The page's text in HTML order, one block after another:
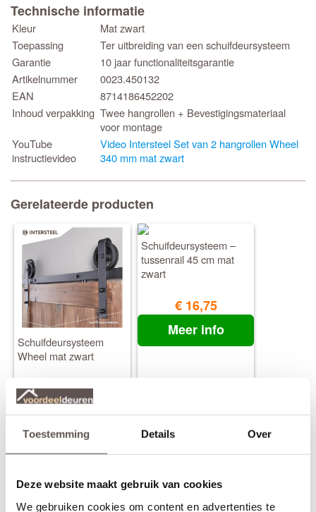
Toestemming Details Over
Deze website maakt gebruik van cookies
We gebruiken cookies om content en advertenties te
Technische informatie
Kleur
Mat zwart
Toepassing
Ter uitbreiding van een schuifdeursysteem
Garantie
10 jaar functionaliteitsgarantie
Artikelnummer
0023.450132
EAN
8714186452202
Inhoud verpakking Twee hangrollen + Bevestigingsmateriaal
voor montage
YouTube
instructievideo
Video Intersteel Set van 2 hangrollen Wheel
340 mm mat zwart
Gerelateerde producten
Schuifdeursysteem
Wheel mat zwart
€ 85,55
Meer info
Schuifdeursysteem –
tussenrail 45 cm mat
zwart
€ 16,75
Meer info
Schuifdeursysteem –
tussenrail 90 cm mat
zwart
Set van 2 stoppers tbv
schuifdeursysteem,
incl. bevestiging, mat